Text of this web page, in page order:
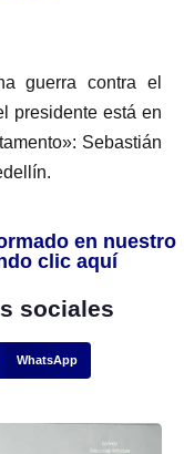
guerra contra el
presidente está en
Sebastián
en nuestro
clic aquí
sociales
WhatsApp